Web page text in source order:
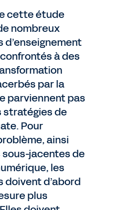
cette étude
nombreux
à des
par la
parviennent pas
stratégies de
Pour
ainsi
sous-jacentes de
les
d’abord
plus